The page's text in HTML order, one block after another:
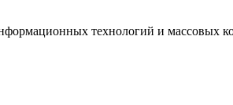
технологий и массовых